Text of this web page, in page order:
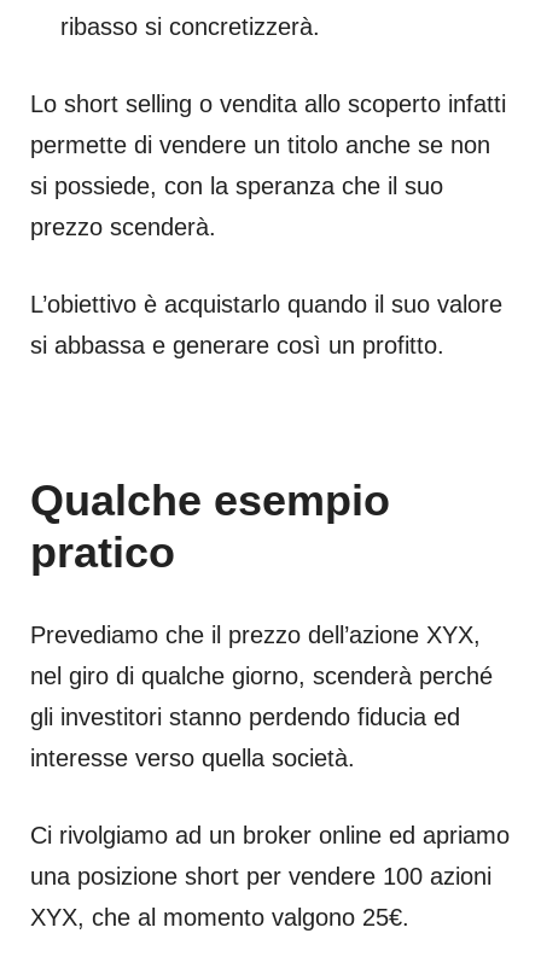
ribasso si concretizzerà.
Lo short selling o vendita allo scoperto infatti
permette di vendere un titolo anche se non
si possiede, con la speranza che il suo
prezzo scenderà.
L’obiettivo è acquistarlo quando il suo valore
si abbassa e generare così un profitto.
Qualche esempio
pratico
Prevediamo che il prezzo dell’azione XYX,
nel giro di qualche giorno, scenderà perché
gli investitori stanno perdendo fiducia ed
interesse verso quella società.
Ci rivolgiamo ad un broker online ed apriamo
una posizione short per vendere 100 azioni
XYX, che al momento valgono 25€.